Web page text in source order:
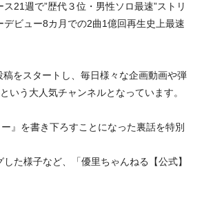
21週で”歴代３位・男性ソロ最速”ストリ
ビュー8カ月での2曲1億回再生史上最速
をスタートし、毎日様々な企画動画や弾
う大人気チャンネルとなっています。
』を書き下ろすことになった裏話を特別
た様子など、「優里ちゃんねる【公式】